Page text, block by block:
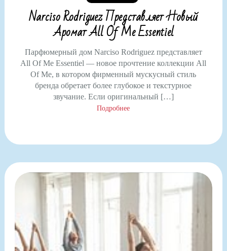
Narciso Rodriguez Представляет Новый
Аромат All Of Me Essentiel
Парфюмерный дом Narciso Rodriguez представляет
All Of Me Essentiel — новое прочтение коллекции All
Of Me, в котором фирменный мускусный стиль
бренда обретает более глубокое и текстурное
звучание. Если оригинальный […]
Подробнее